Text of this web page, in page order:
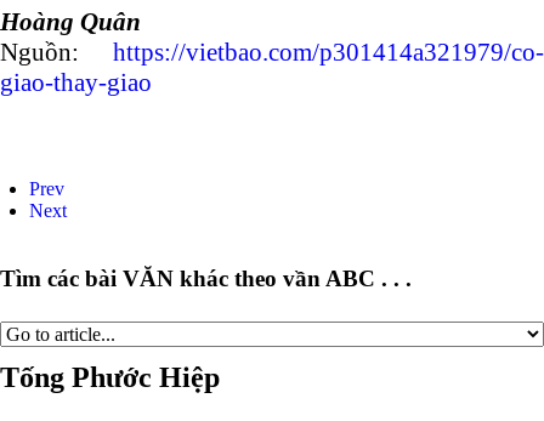
Hoàng Quân
Nguồn: https://vietbao.com/p301414a321979/co-
giao-thay-giao
Prev
Next
Tìm các bài VĂN khác theo vần ABC . . .
Tống Phước Hiệp